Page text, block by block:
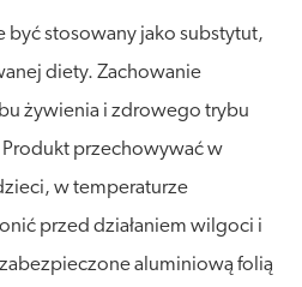
być stosowany jako substytut,
diety. Zachowanie
żywienia i zdrowego trybu
przechowywać w
w temperaturze
przed działaniem wilgoci i
aluminiową folią